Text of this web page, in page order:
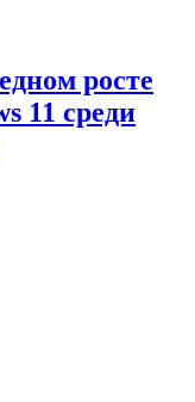
росте
11 среди